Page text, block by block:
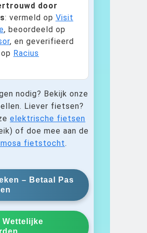
door
: vermeld op Visit
, beoordeeld op
, en geverifieerd
op Racius
nodig? Bekijk onze
Liever fietsen?
elektrische fietsen
of doe mee aan de
fietstocht.
– Betaal Pas
Wettelijke